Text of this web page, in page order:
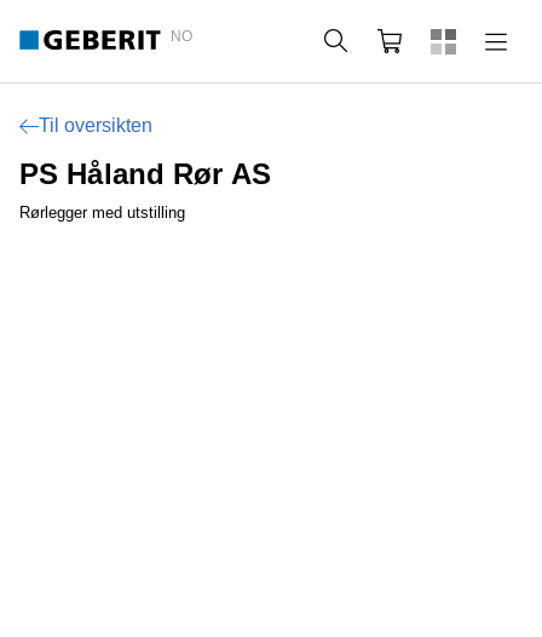
NO Søk Handlekurv
Til oversikten
PS Håland Rør AS
Rørlegger med utstilling